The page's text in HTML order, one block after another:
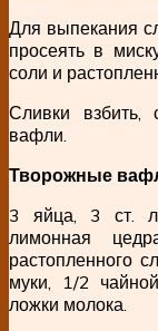
Для выпекания
просеять в
соли и
Сливки взбить,
вафли.
Творожные
3 яйца, 3 ст.
лимонная
растопленного
муки, 1/2
ложки молока.